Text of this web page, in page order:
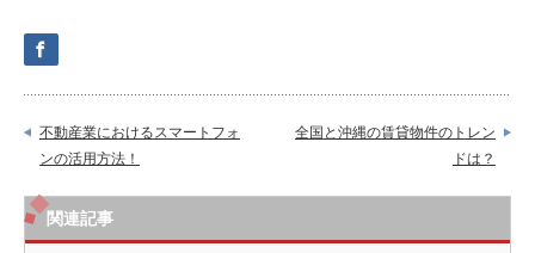
不動産業におけるスマートフォ
ンの活用方法！
全国と沖縄の賃貸物件のトレン
ドは？
関連記事